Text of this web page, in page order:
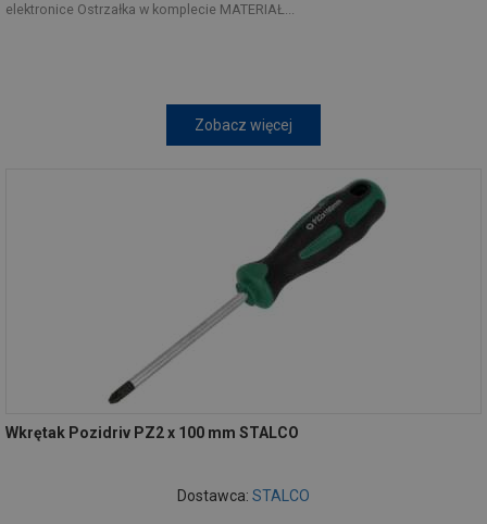
elektronice Ostrzałka w komplecie MATERIAŁ...
Zobacz więcej
Wkrętak Pozidriv PZ2 x 100 mm STALCO
Dostawca: STALCO